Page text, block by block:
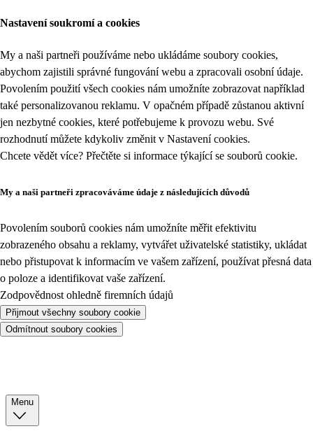
Nastavení soukromí a cookies
My a naši partneři používáme nebo ukládáme soubory cookies,
abychom zajistili správné fungování webu a zpracovali osobní údaje.
Povolením použití všech cookies nám umožníte zobrazovat například
také personalizovanou reklamu. V opačném případě zůstanou aktivní
jen nezbytné cookies, které potřebujeme k provozu webu. Své
rozhodnutí můžete kdykoliv změnit v Nastavení cookies.
Chcete vědět více? Přečtěte si informace týkající se souborů cookie.
My a naši partneři zpracováváme údaje z následujících důvodů
Povolením souborů cookies nám umožníte měřit efektivitu
zobrazeného obsahu a reklamy, vytvářet uživatelské statistiky, ukládat
nebo přistupovat k informacím ve vašem zařízení, používat přesná data
o poloze a identifikovat vaše zařízení.
Zodpovědnost ohledně firemních údajů
Přijmout všechny soubory cookie
Odmítnout soubory cookies
Menu